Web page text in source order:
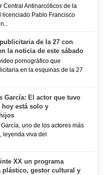
Central Antinarcóticos de la
licenciado Pablo Francisco
de la 27 con
la noticia de este sábado
pornográfico que
en la esquinas de la 27
García: El actor que tuvo
está solo y
uno de los actores más
leyenda viva del
XX un programa
plástico, gestor cultural y